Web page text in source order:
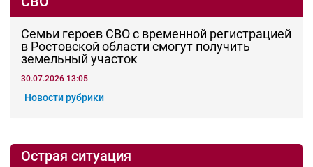
Массовая авария унесла жизнь пассажирки
в Ростовской области